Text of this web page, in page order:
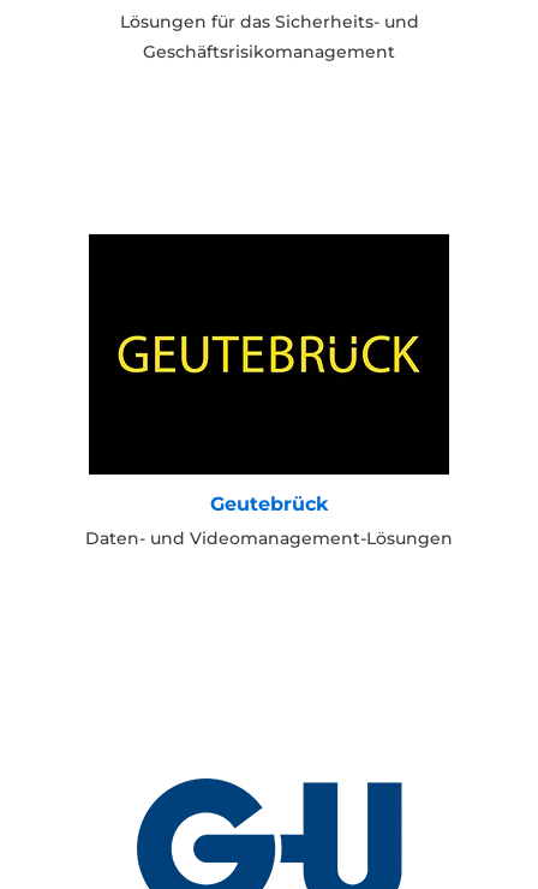
Lösungen für das Sicherheits- und
Geschäftsrisikomanagement
Geutebrück
Daten- und Videomanagement-Lösungen